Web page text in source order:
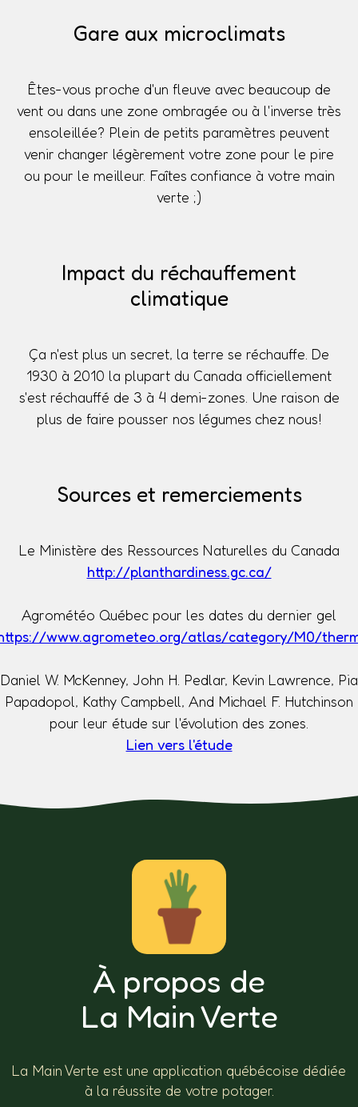
Gare aux microclimats
Êtes-vous proche d'un fleuve avec beaucoup de
vent ou dans une zone ombragée ou à l'inverse très
ensoleillée? Plein de petits paramètres peuvent
venir changer légèrement votre zone pour le pire
ou pour le meilleur. Faîtes confiance à votre main
verte ;)
Impact du réchauffement
climatique
Ça n'est plus un secret, la terre se réchauffe. De
1930 à 2010 la plupart du Canada officiellement
s'est réchauffé de 3 à 4 demi-zones. Une raison de
plus de faire pousser nos légumes chez nous!
Sources et remerciements
Le Ministère des Ressources Naturelles du Canada
http://planthardiness.gc.ca/
Agrométéo Québec pour les dates du dernier gel
www.agrometeo.org/atlas/category/M0/
Daniel W. McKenney, John H. Pedlar, Kevin Lawrence, Pia
Papadopol, Kathy Campbell, And Michael F. Hutchinson
pour leur étude sur l'évolution des zones.
Lien vers l'étude
À propos de
La Main Verte
La Main Verte est une application québécoise dédiée
à la réussite de votre potager.